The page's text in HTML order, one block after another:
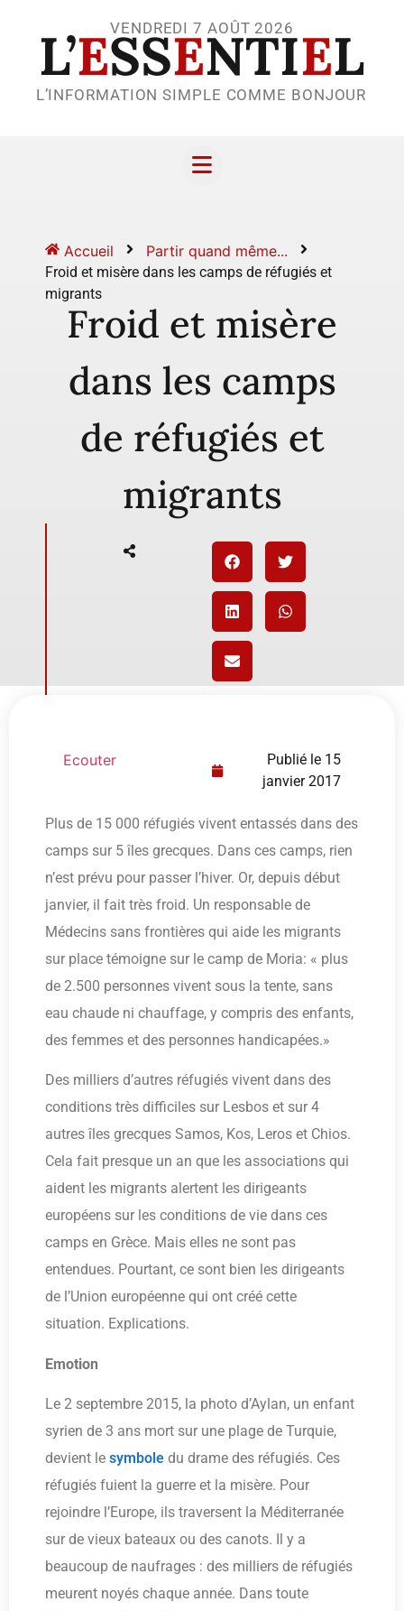
VENDREDI 7 AOÛT 2026
L’ESSENTIEL
L’INFORMATION SIMPLE COMME BONJOUR
Accueil Partir quand même...
Froid et misère dans les camps de réfugiés et
migrants
Froid et misère
dans les camps
de réfugiés et
migrants
Ecouter Publié le 15
janvier 2017
Plus de 15 000 réfugiés vivent entassés dans des
camps sur 5 îles grecques. Dans ces camps, rien
n’est prévu pour passer l’hiver. Or, depuis début
janvier, il fait très froid. Un responsable de
Médecins sans frontières qui aide les migrants
sur place témoigne sur le camp de Moria: « plus
de 2.500 personnes vivent sous la tente, sans
eau chaude ni chauffage, y compris des enfants,
des femmes et des personnes handicapées.»
Des milliers d’autres réfugiés vivent dans des
conditions très difficiles sur Lesbos et sur 4
autres îles grecques Samos, Kos, Leros et Chios.
Cela fait presque un an que les associations qui
aident les migrants alertent les dirigeants
européens sur les conditions de vie dans ces
camps en Grèce. Mais elles ne sont pas
entendues. Pourtant, ce sont bien les dirigeants
de l’Union européenne qui ont créé cette
situation. Explications.
Emotion
Le 2 septembre 2015, la photo d’Aylan, un enfant
syrien de 3 ans mort sur une plage de Turquie,
devient le symbole du drame des réfugiés. Ces
réfugiés fuient la guerre et la misère. Pour
rejoindre l’Europe, ils traversent la Méditerranée
sur de vieux bateaux ou des canots. Il y a
beaucoup de naufrages : des milliers de réfugiés
meurent noyés chaque année. Dans toute